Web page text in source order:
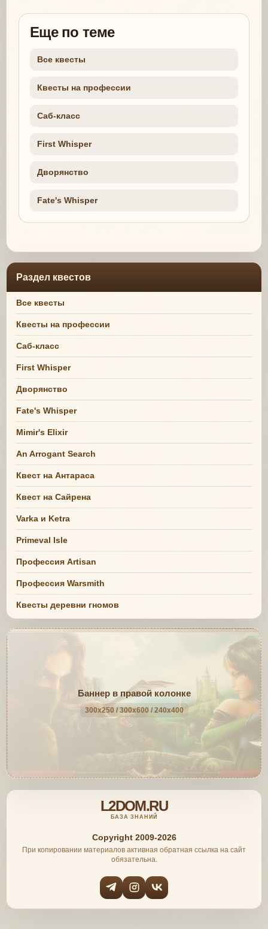
Еще по теме
Все квесты
Квесты на профессии
Саб-класс
First Whisper
Дворянство
Fate's Whisper
Раздел квестов
Все квесты
Квесты на профессии
Саб-класс
First Whisper
Дворянство
Fate's Whisper
Mimir's Elixir
An Arrogant Search
Квест на Антараса
Квест на Сайрена
Varka и Ketra
Primeval Isle
Профессия Artisan
Профессия Warsmith
Квесты деревни гномов
Баннер в правой колонке
300x250 / 300x600 / 240x400
L2DOM.RU
БАЗА ЗНАНИЙ
Copyright 2009-2026
При копировании материалов активная обратная ссылка на сайт
обязательна.